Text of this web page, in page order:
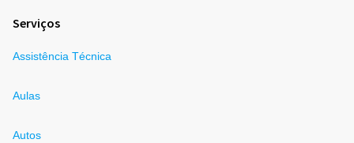
Serviços
Assistência Técnica
Aulas
Autos